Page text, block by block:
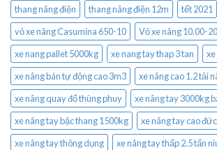
thang nâng điện
thang nâng điện 12m
tết 2021
vỏ xe nâng Casumina 650-10
Vỏ xe nâng 10.00-20
xe nang pallet 5000kg
xe nang tay thap 3 tan
xe
xe nâng bán tự động cao 3m3
xe nâng cao 1.2 tải
xe nâng quay đổ thùng phuy
xe nâng tay 3000kg
xe nâng tay bậc thang 1500kg
xe nâng tay cao đức
xe nâng tay thông dụng
xe nâng tay thấp 2.5 tấn